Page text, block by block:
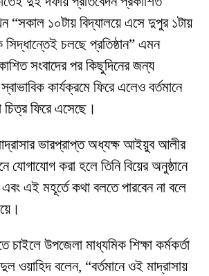
“সকাল ১০টায় বিদ্যালয়ে এসে দুপুর ১টায়
সিদ্ধান্তেই চলছে প্রতিষ্ঠান” এমন
সংবাদের পর কিছুদিনের জন্য
স্বাভাবিক কার্যক্রমে ফিরে এলেও বর্তমানে
ফিরে এসেছে।
ভারপ্রাপ্ত অধ্যক্ষ আইয়ুব আলীর
যোগাযোগ করা হলে তিনি বিয়ের অনুষ্ঠানে
এই মহূর্তে কথা বলতে পারবেন না বলে
চাইলে উপজেলা মাধ্যমিক শিক্ষা কর্মকর্তা
ওয়াহিদ বলেন, “বর্তমানে ওই মাদ্রাসায়